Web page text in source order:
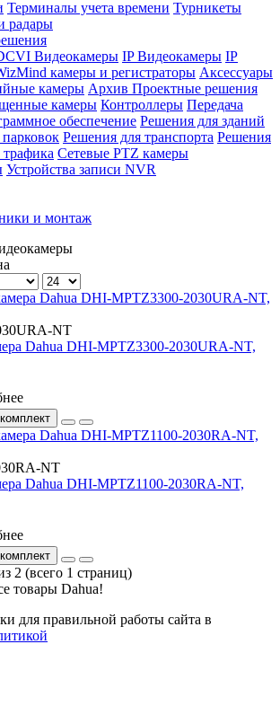
Терминалы учета времени Турникеты
радары
Видеокамеры IP Видеокамеры IP
камеры и регистраторы Аксессуары
камеры Архив Проектные решения
камеры Контроллеры Передача
обеспечение Решения для зданий
Решения для транспорта Решения
Сетевые PTZ камеры
Устройства записи NVR
и монтаж
NT
Dahua DHI-MPTZ3300-2030URA-NT,
NT
Dahua DHI-MPTZ1100-2030RA-NT,
2 (всего 1 страниц)
товары Dahua!
для правильной работы сайта в